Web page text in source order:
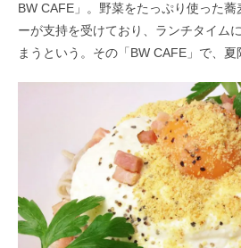
BW CAFE」。野菜をたっぷり使った
ーが支持を受けており、ランチタイム
まうという。その「BW CAFE」で、夏